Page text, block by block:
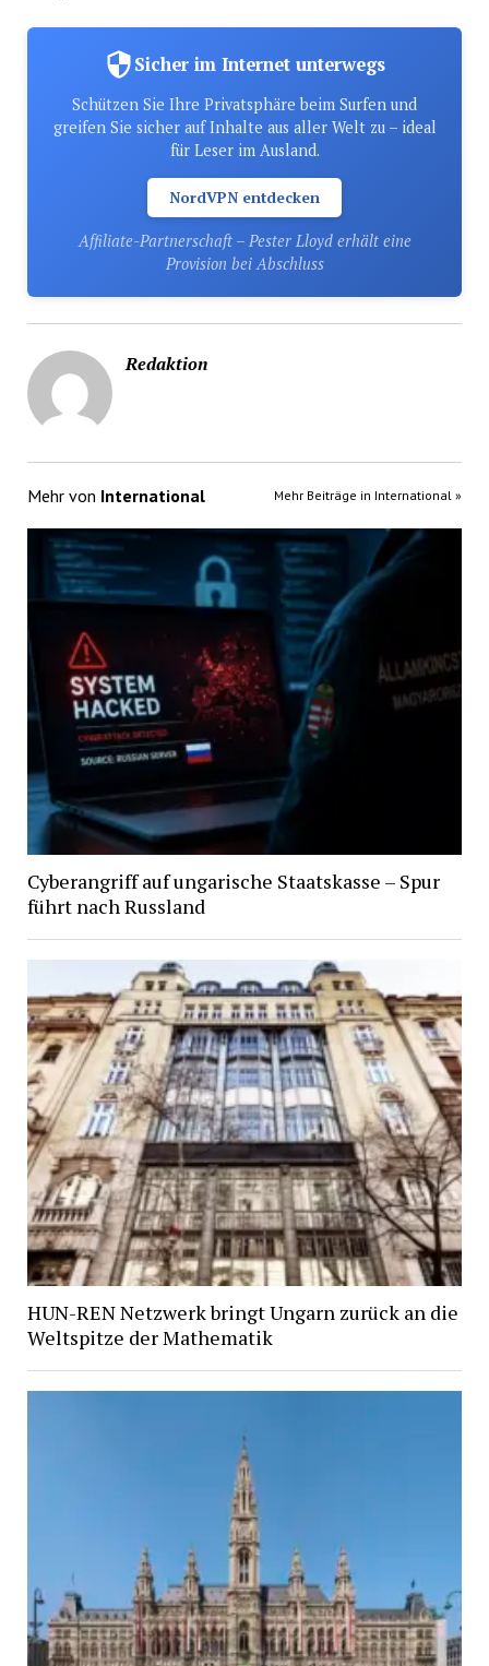
Sicher im Internet unterwegs
Schützen Sie Ihre Privatsphäre beim Surfen und
greifen Sie sicher auf Inhalte aus aller Welt zu – ideal
für Leser im Ausland.
NordVPN entdecken
Affiliate-Partnerschaft – Pester Lloyd erhält eine
Provision bei Abschluss
Redaktion
Mehr von International Mehr Beiträge in International »
Cyberangriff auf ungarische Staatskasse – Spur
führt nach Russland
HUN-REN Netzwerk bringt Ungarn zurück an die
Weltspitze der Mathematik